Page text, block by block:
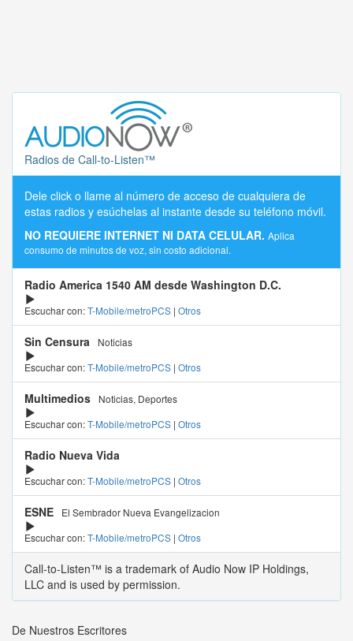
Radios de Call-to-Listen™
Dele click o llame al número de acceso de cualquiera de
estas radios y esúchelas al instante desde su teléfono móvil.
NO REQUIERE INTERNET NI DATA CELULAR. Aplica
consumo de minutos de voz, sin costo adicional.
Radio America 1540 AM desde Washington D.C.
Escuchar con:T-Mobile/metroPCS | Otros
Sin Censura
Noticias
Escuchar con:T-Mobile/metroPCS | Otros
Multimedios
Noticias, Deportes
Escuchar con:T-Mobile/metroPCS | Otros
Radio Nueva Vida
Escuchar con:T-Mobile/metroPCS | Otros
ESNE
El Sembrador Nueva Evangelizacion
Escuchar con:T-Mobile/metroPCS | Otros
Call-to-Listen™ is a trademark of Audio Now IP Holdings,
LLC and is used by permission.
De Nuestros Escritores